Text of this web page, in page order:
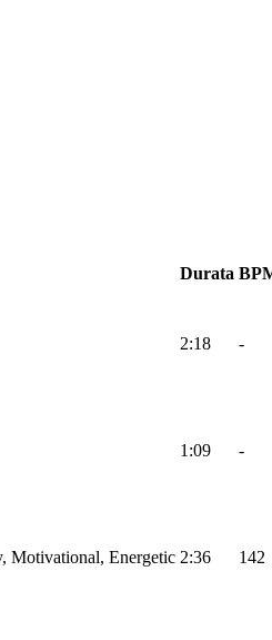
Durata
2:18 -
1:09 -
Motivational, Energetic 2:36 142